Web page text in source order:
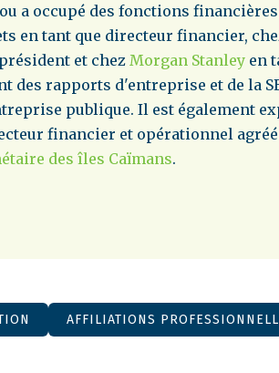
a occupé des fonctions
en tant que directeur financier,
et chez Morgan Stanleyen
des rapports d'entreprise et de la
publique. Il est également
financier et opérationnel
des îles Caïmans.
AFFILIATIONS